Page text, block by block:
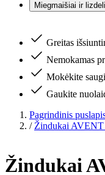
Miegmaišiai ir
Greitas
Nemokamas
Mokėkite
Gaukite
Pagrindinis
/ Žindukai AVENT
Žindukai